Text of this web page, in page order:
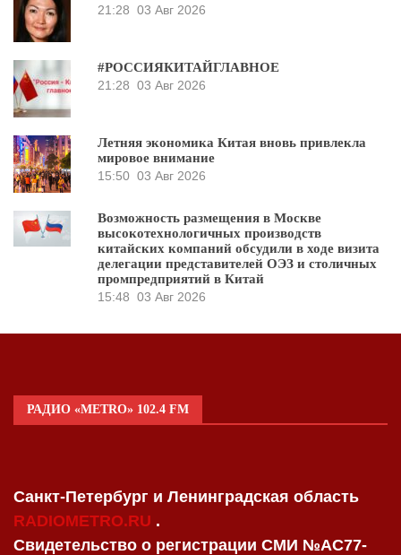
21:28 03 Авг 2026
#РОССИЯКИТАЙГЛАВНОЕ
21:28 03 Авг 2026
Летняя экономика Китая вновь привлекла
мировое внимание
15:50 03 Авг 2026
Возможность размещения в Москве
высокотехнологичных производств
китайских компаний обсудили в ходе визита
делегации представителей ОЭЗ и столичных
промпредприятий в Китай
15:48 03 Авг 2026
РАДИО «METRO» 102.4 FM
Санкт-Петербург и Ленинградская область
RADIOMETRO.RU .
Свидетельство о регистрации СМИ №AC77-